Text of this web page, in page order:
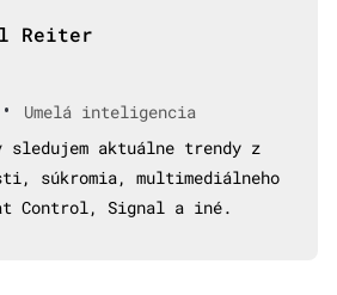
Reiter
•
Umelá inteligencia
sledujem aktuálne trendy z
súkromia, multimediálneho
Control, Signal a iné.